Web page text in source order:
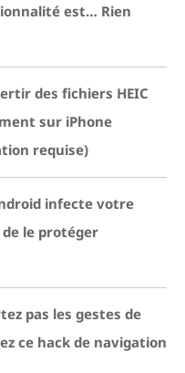
est… Rien
des fichiers HEIC
sur iPhone
requise)
infecte votre
le protéger
pas les gestes de
ce hack de navigation